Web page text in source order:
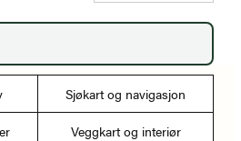
Sjøkart og navigasjon
Veggkart og interiør